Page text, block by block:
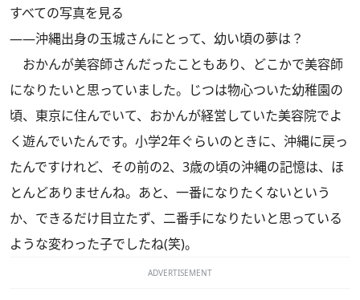
すべての写真を見る
――沖縄出身の玉城さんにとって、幼い頃の夢は？
おかんが美容師さんだったこともあり、どこかで美容師
になりたいと思っていました。じつは物心ついた幼稚園の
頃、東京に住んでいて、おかんが経営していた美容院でよ
く遊んでいたんです。小学2年ぐらいのときに、沖縄に戻っ
たんですけれど、その前の2、3歳の頃の沖縄の記憶は、ほ
とんどありませんね。あと、一番になりたくないという
か、できるだけ目立たず、二番手になりたいと思っている
ような変わった子でしたね(笑)。
ADVERTISEMENT